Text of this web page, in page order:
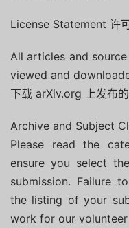
License Statement 许
All articles and
viewed and
下载 arXiv.org 上发布的
Archive and Subject
Please read the
ensure you select
submission. Failure
the listing of your
work for our